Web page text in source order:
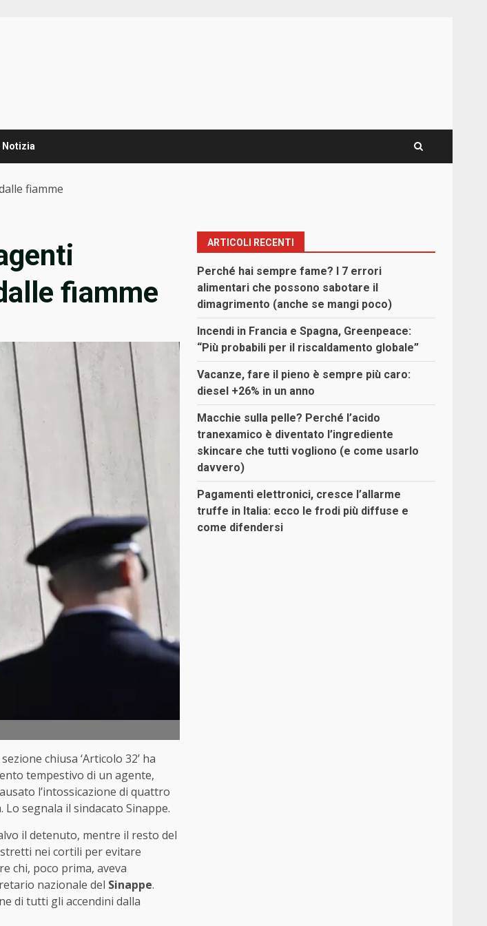
Notizia
fiamme
fiamme
sezione chiusa ‘Articolo 32’ ha
tempestivo di un agente,
l’intossicazione di quattro
Lo segnala il sindacato Sinappe.
il detenuto, mentre il resto del
nei cortili perevitare
chi, poco prima, aveva
nazionale del Sinappe.
di tutti gli accendini dalla
ARTICOLI RECENTI
Perché hai sempre fame? I 7 errori
alimentari che possono sabotare il
dimagrimento (anche se mangi poco)
Incendi in Francia e Spagna, Greenpeace:
“Più probabili per il riscaldamento globale”
Vacanze, fare il pieno è sempre più caro:
diesel +26% in un anno
Macchie sulla pelle? Perché l’acido
tranexamico è diventato l’ingrediente
skincare che tutti vogliono (e come usarlo
davvero)
Pagamenti elettronici, cresce l’allarme
truffe in Italia: ecco le frodi più diffuse e
come difendersi